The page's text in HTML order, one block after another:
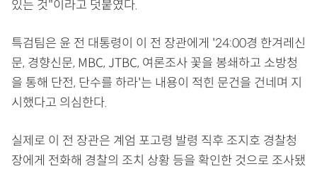
있는 것"이라고 덧붙였다.
특검팀은 윤 전 대통령이 이 전 장관에게 '24:00경 한겨레신
문, 경향신문, MBC, JTBC, 여론조사 꽃을 봉쇄하고 소방청
을 통해 단전, 단수를 하라'는 내용이 적힌 문건을 건네며 지
시했다고 의심한다.
실제로 이 전 장관은 계엄 포고령 발령 직후 조지호 경찰청
장에게 전화해 경찰의 조치 상황 등을 확인한 것으로 조사됐